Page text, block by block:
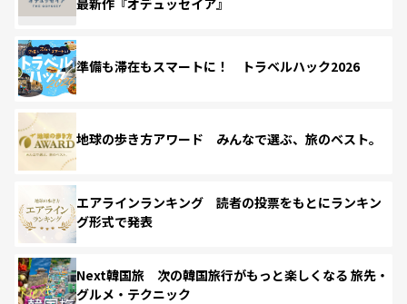
準備も滞在もスマートに！ トラベルハック2026
地球の歩き方アワード みんなで選ぶ、旅のベスト。
エアラインランキング 読者の投票をもとにランキン
グ形式で発表
Next韓国旅 次の韓国旅行がもっと楽しくなる 旅先・
グルメ・テクニック